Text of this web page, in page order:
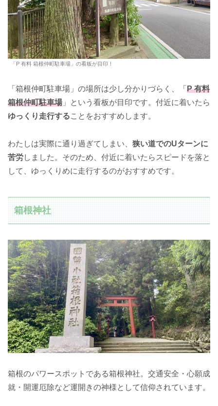
「P 有料 箱根仲町駐車場」の看板が目印！
「箱根仲町駐車場」の場所は少し分かりづらく、「 P 有料
箱根仲町駐車場」という看板が目印です。付近に着いたら
ゆっくり走行することをおすすめします。
わたしは実際に通り過ぎてしまい、 狭い道でのUターンに
苦労しました。そのため、付近に着いたらスピードを落と
して、ゆっくりめに走行するのがおすすめです。
箱根神社
箱根のパワースポットである箱根神社。交通安全・心願成
就・開運厄除など運開きの神様として信仰されています。